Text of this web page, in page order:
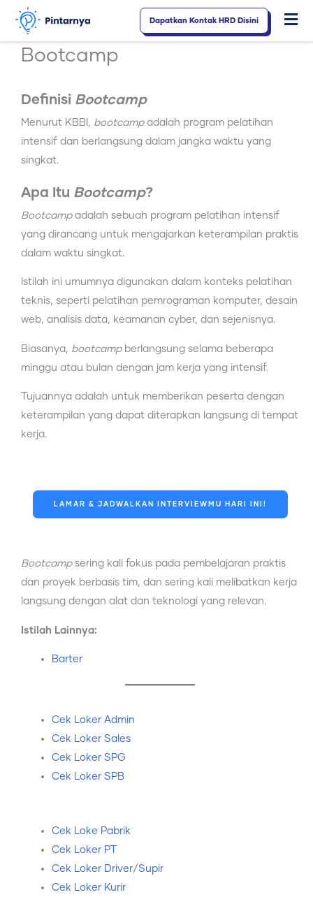
Lewati
konten
Dapatkan Kontak HRD Disini
Bootcamp
Definisi Bootcamp
Menurut KBBI, bootcampadalah program pelatihan
intensif dan berlangsung dalam jangka waktu yang
singkat.
Apa Itu Bootcamp?
Bootcampadalah sebuah program pelatihan intensif
yang dirancang untuk mengajarkan keterampilan praktis
dalam waktu singkat.
Istilah ini umumnya digunakan dalam konteks pelatihan
teknis, seperti pelatihan pemrograman komputer, desain
web, analisis data, keamanan cyber, dan sejenisnya.
Biasanya, bootcampberlangsung selama beberapa
minggu atau bulan dengan jam kerja yang intensif.
Tujuannya adalah untuk memberikan peserta dengan
keterampilan yang dapat diterapkan langsung di tempat
kerja.
LAMAR & JADWALKAN INTERVIEWMU HARI INI!
Bootcampsering kali fokus pada pembelajaran praktis
dan proyek berbasis tim, dan sering kali melibatkan kerja
langsung dengan alat dan teknologi yang relevan.
Istilah Lainnya:
Barter
Cek Loker Admin
Cek Loker Sales
Cek Loker SPG
Cek Loker SPB
Cek Loke Pabrik
Cek Loker PT
Cek Loker Driver/Supir
Cek Loker Kurir